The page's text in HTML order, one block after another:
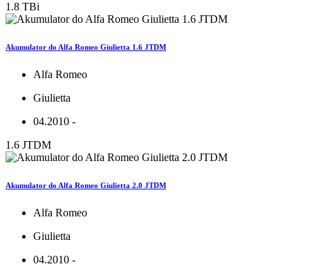
1.8 TBi
Akumulator do Alfa Romeo Giulietta 1.6 JTDM
Alfa Romeo
Giulietta
04.2010 -
1.6 JTDM
Akumulator do Alfa Romeo Giulietta 2.0 JTDM
Alfa Romeo
Giulietta
04.2010 -